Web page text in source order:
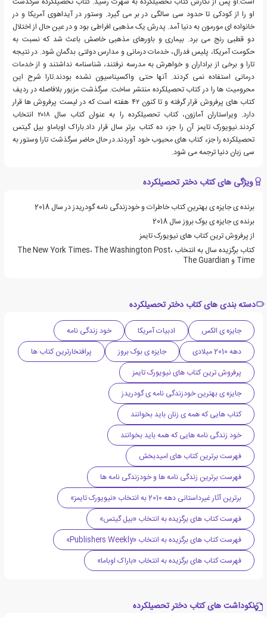
او را از کودکی تا حدود سی سالگی در بر می گیرد. وستور در آیداهوی آمریکا و در
خانواده ای مورمون به دنیا آمد. پدرش یک مذهبی افراطی بود و در عین حال از اختلال
دو قطبی رنج می برد. بیماری و باورهای مذهبی خاصش باعث شد که نسبت به
حکومت آمریکا، پلیس فدرال، خدمات درمانی و مدارس دولتی بدگمان شود. در نتیجه
تارا و برخی از براداران و خواهرش به مدرسه نرفتند، شناسنامه نداشتند و از خدمات
درمانی استفاده نمی کردند. آنها حتی واکسیناسیون نشده بودند.تارا شرح این
محرومیت ها را در کتاب تحصیلکرده منتشر ساخت. سرگذشت مزبور بلافاصله در ردیف
کتاب های پرفروش قرار گرفته و تا کنون ۴۲ هفته است که در لیست پرفروش ها قرار
دارد. ویراستاران آمازون، کتاب تحصیلکرده را به عنوان کتاب سال ۲۰۱۸ انتخاب
کردند.نیویورک تایمز آن را جزء ده کتاب برتر سال قرار داد.باراک اوباماو بیل گیتس
تحصیلکرده را جزء کتاب های محبوب خود آوردند.در حال حاضر سرگذشت تارا وستور به
سی زبان دنیا ترجمه می شود.
ویژگی های کتاب دختر تحصیلکرده
برنده ی جایزه ی بهترین کتاب خاطرات و خودزندگی نامه گودریدز در سال 2018
برنده ی جایزه ی بوک بروز سال 2018
از پرفروش ترین کتاب های نیویورک تایمز
کتاب برگزیده سال به انتخاب The New York Times، The Washington Post،
Time و The Guardian
دسته بندی های کتاب دختر تحصیلکرده
جایزه ی الکس ادبیات آمریکا
خود زندگی نامه
دهه 2010 میلادی
جایزه ی بوک بروز
پرافتخارترین کتاب ها
پرفروش ترین کتاب های نیویورک تایمز
جایزه ی بهترین خودزندگی نامه ی گودریدز
کتاب هایی که همه ی زنان باید بخوانند
خود زندگی نامه هایی که همه باید بخوانند
فهرست برترین کتاب های امیدبخش
فهرست برترین زندگی نامه ها و خودزندگی نامه ها
برترین آثار غیرداستانی دهه 2010 به انتخاب «نیویورک تایمز»
فهرست کتاب های برگزیده به انتخاب «بیل گیتس»
فهرست کتاب های برگزیده به انتخاب «Publishers Weekly»
فهرست کتاب های برگزیده به انتخاب «باراک اوباما»
نکوداشت های کتاب دختر تحصیلکرده